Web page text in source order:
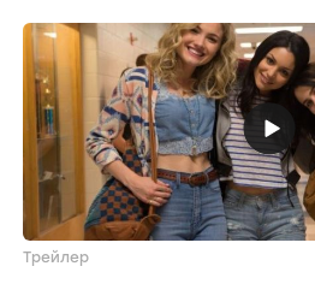
Трейлер